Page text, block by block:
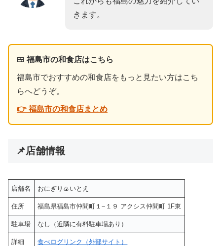
きます。
🍱 福島市の和食店はこちら
福島市でおすすめの和食店をもっと見たい方はこち
らへどうぞ。
👉 福島市の和食店まとめ
📌店舗情報
店舗名 おにぎり🍙いとえ
住所 福島県福島市仲間町１−１９ アクシス仲間町 1F東
駐車場 なし（近隣に有料駐車場あり）
詳細 食べログリンク（外部サイト）